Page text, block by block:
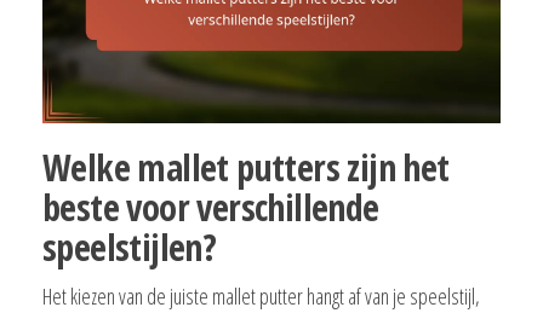
Welke mallet putters zijn het
beste voor verschillende
speelstijlen?
Het kiezen van de juiste mallet putter hangt af van je speelstijl,